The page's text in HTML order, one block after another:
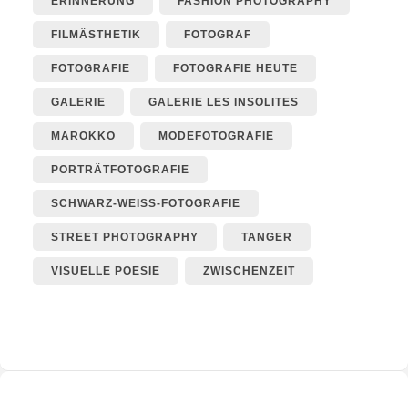
FILMÄSTHETIK FOTOGRAF
FOTOGRAFIE FOTOGRAFIE HEUTE
GALERIE GALERIE LES INSOLITES
MAROKKO MODEFOTOGRAFIE
PORTRÄTFOTOGRAFIE
SCHWARZ-WEISS-FOTOGRAFIE
STREET PHOTOGRAPHY TANGER
VISUELLE POESIE ZWISCHENZEIT